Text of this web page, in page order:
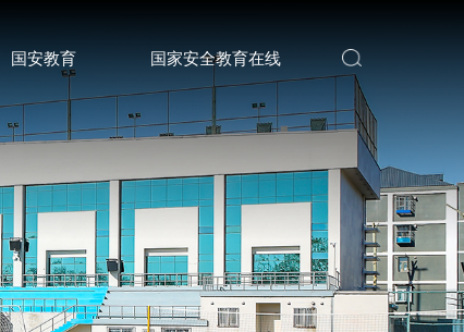
国安教育 国家安全教育在线